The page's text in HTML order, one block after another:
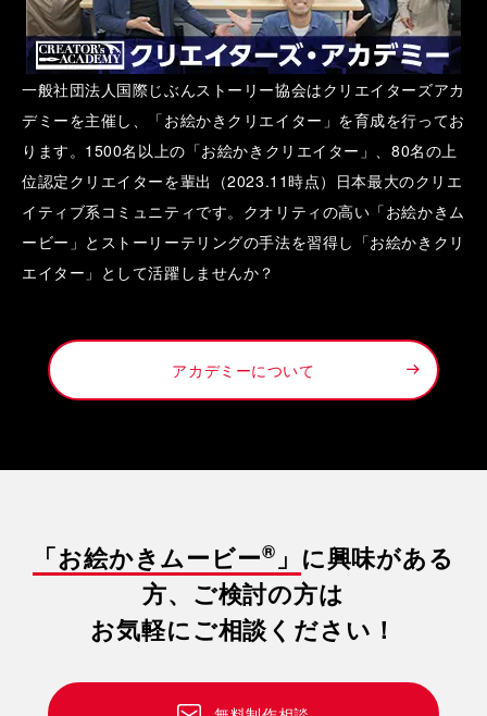
一般社団法人国際じぶんストーリー協会はクリエイターズアカ
デミーを主催し、「お絵かきクリエイター」を育成を行ってお
ります。1500名以上の「お絵かきクリエイター」、80名の上
位認定クリエイターを輩出（2023.11時点）日本最大のクリエ
イティブ系コミュニティです。クオリティの高い「お絵かきム
ービー」とストーリーテリングの手法を習得し「お絵かきクリ
エイター」として活躍しませんか？
アカデミーについて
「お絵かきムービー® 」 に興味がある
方、ご検討の方は
お気軽にご相談ください！